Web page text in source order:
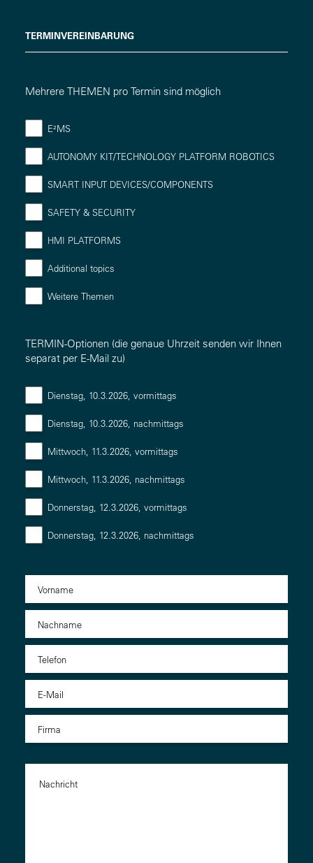
TERMINVEREINBARUNG
Mehrere THEMEN pro Termin sind möglich
E²MS
AUTONOMY KIT/TECHNOLOGY PLATFORM ROBOTICS
SMART INPUT DEVICES/COMPONENTS
SAFETY & SECURITY
HMI PLATFORMS
Additional topics
Weitere Themen
TERMIN-Optionen (die genaue Uhrzeit senden wir Ihnen
separat per E-Mail zu)
Dienstag, 10.3.2026, vormittags
Dienstag, 10.3.2026, nachmittags
Mittwoch, 11.3.2026, vormittags
Mittwoch, 11.3.2026, nachmittags
Donnerstag, 12.3.2026, vormittags
Donnerstag, 12.3.2026, nachmittags